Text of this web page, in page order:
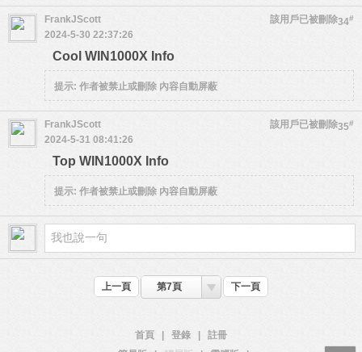
34#
FrankJScott
該用戶已被刪除
2024-5-30 22:37:26
Cool WIN1000X Info
提示: 作者被禁止或刪除 內容自動屏蔽
35#
FrankJScott
該用戶已被刪除
2024-5-31 08:41:26
Top WIN1000X Info
提示: 作者被禁止或刪除 內容自動屏蔽
上一頁 第7頁 下一頁
首頁 登錄
註冊